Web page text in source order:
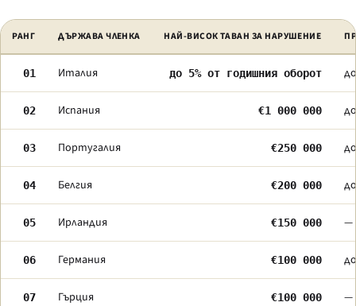
Държави членки на ЕС, подредени по таван на санкцията за
РАНГ ДЪРЖАВА ЧЛЕНКА НАЙ-ВИСОК ТАВАН ЗА НАРУШЕНИЕ
01 Италия до 5% от годишния оборот
02 Испания €1 000 000
03 Португалия €250 000
04 Белгия €200 000
05 Ирландия €150 000 —
06 Германия €100 000
07 Гърция €100 000 —